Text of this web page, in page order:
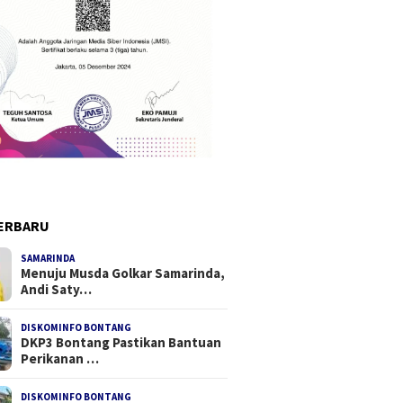
SAMARINDA
Menuju Musda Golkar Samarinda,
Andi Saty…
DISKOMINFO BONTANG
DKP3 Bontang Pastikan Bantuan
Perikanan …
DISKOMINFO BONTANG